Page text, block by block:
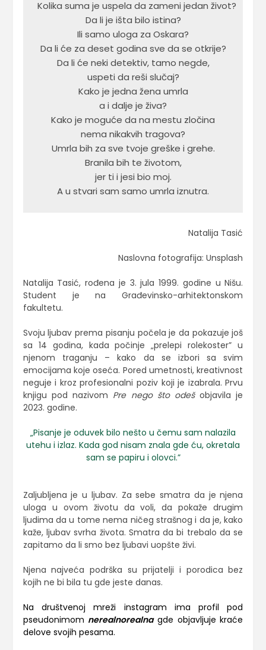
Kolika suma je uspela da zameni jedan život?
Da li je išta bilo istina?
Ili samo uloga za Oskara?
Da li će za deset godina sve da se otkrije?
Da li će neki detektiv, tamo negde,
uspeti da reši slučaj?
Kako je jedna žena umrla
a i dalje je živa?
Kako je moguće da na mestu zločina
nema nikakvih tragova?
Umrla bih za sve tvoje greške i grehe.
Branila bih te životom,
jer ti i jesi bio moj.
A u stvari sam samo umrla iznutra.
Natalija Tasić
Naslovna fotografija: Unsplash
Natalija Tasić, rođena je 3. jula 1999. godine u Nišu.
Student je na Građevinsko-arhitektonskom
fakultetu.
Svoju ljubav prema pisanju počela je da pokazuje još
sa 14 godina, kada počinje „prelepi rolekoster” u
njenom traganju – kako da se izbori sa svim
emocijama koje oseća. Pored umetnosti, kreativnost
neguje i kroz profesionalni poziv koji je izabrala. Prvu
knjigu pod nazivom Pre nego što odešobjavila je
2023. godine.
„Pisanje je oduvek bilo nešto u čemu sam nalazila
utehu i izlaz. Kada god nisam znala gde ću, okretala
sam se papiru i olovci.”
Zaljubljena je u ljubav. Za sebe smatra da je njena
uloga u ovom životu da voli, da pokaže drugim
ljudima da u tome nema ničeg strašnog i da je, kako
kaže, ljubav svrha života. Smatra da bi trebalo da se
zapitamo da li smo bez ljubavi uopšte živi.
Njena najveća podrška su prijatelji i porodica bez
kojih ne bi bila tu gde jeste danas.
Na društvenoj mreži instagram ima profil pod
pseudonimom nerealnorealnagde objavljuje kraće
delove svojih pesama.